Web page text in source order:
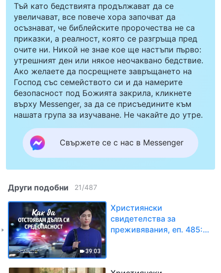
Тъй като бедствията продължават да се
увеличават, все повече хора започват да
осъзнават, че библейските пророчества не са
приказки, а реалност, която се разгръща пред
очите ни. Никой не знае кое ще настъпи първо:
утрешният ден или някое неочаквано бедствие.
Ако желаете да посрещнете завръщането на
Господ със семейството си и да намерите
безопасност под Божията закрила, кликнете
върху Messenger, за да се присъедините към
нашата група за изучаване. Не чакайте до утре.
Свържете се с нас в Messenger
Други подобни 21/487
39:03
Християнски
свидетелства за
преживявания, еп. 485: